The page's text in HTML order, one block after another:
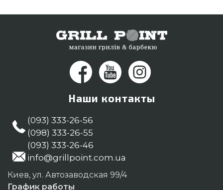
Житомир
Наши контакты
(093) 333-26-56
(098) 333-26-55
(093) 333-26-46
info@grillpoint.com.ua
Киев, ул. Автозаводская 99/4
График работы